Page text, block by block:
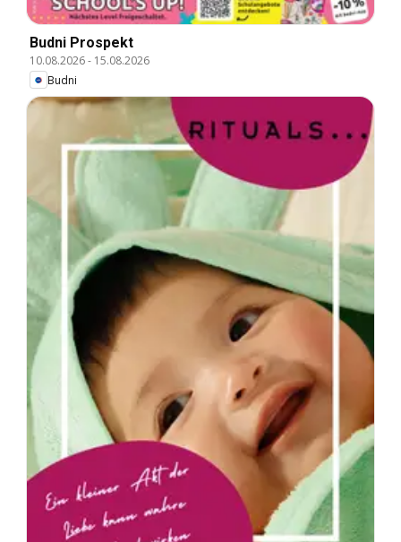
Budni Prospekt
10.08.2026- 15.08.2026
Budni